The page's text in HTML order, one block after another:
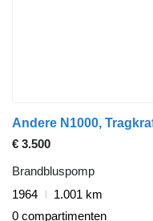
Andere N1000,
€ 3.500
Brandbluspomp
1964
1.001 km
0 compartimenten